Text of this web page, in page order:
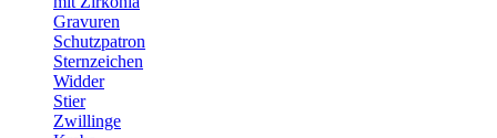
Gravuren
Schutzpatron
Sternzeichen
Widder
Stier
Zwillinge